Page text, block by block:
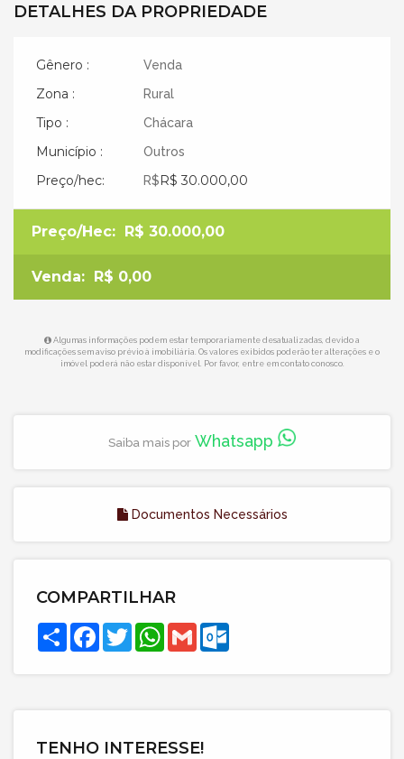
DETALHES DA PROPRIEDADE
Gênero : Venda
Zona : Rural
Tipo : Chácara
Município : Outros
Preço/hec: R$R$ 30.000,00
Preço/Hec: R$ 30.000,00
Venda: R$ 0,00
Algumas informações podem estar temporariamente desatualizadas, devido a
modificações sem aviso prévio à imobiliária. Os valores exibidos poderão ter alterações e o
imóvel poderá não estar disponível. Por favor, entre em contato conosco.
Saiba mais por Whatsapp
Documentos Necessários
COMPARTILHAR
Compartilhar
Facebook
Twitter
WhatsApp
Gmail
TENHO INTERESSE!